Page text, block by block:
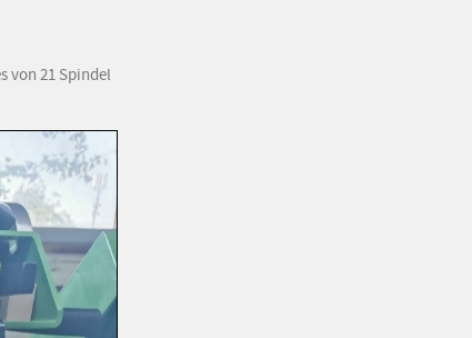
von 21 Spindel